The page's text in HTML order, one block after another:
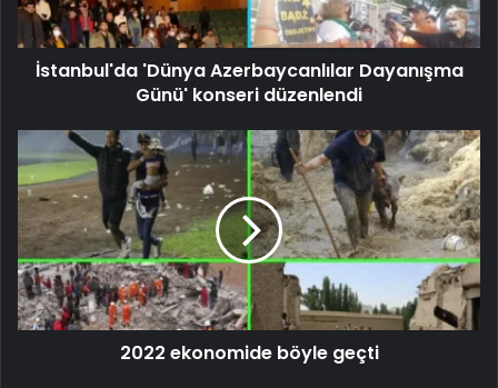
İstanbul'da 'Dünya Azerbaycanlılar Dayanışma
Günü' konseri düzenlendi
2022 ekonomide böyle geçti